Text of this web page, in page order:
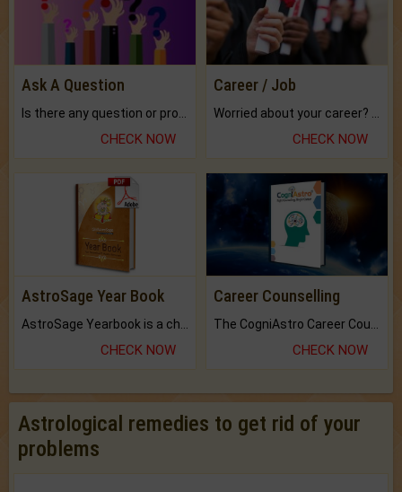
Ask A Question
CHECK NOW
Career / Job
CHECK NOW
AstroSage Year Book
CHECK NOW
Career Counselling
CHECK NOW
Astrological remedies to get rid of your
problems